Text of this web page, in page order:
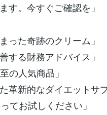
す。今すぐご確認を」
った奇跡のクリーム」
する財務アドバイス」
の人気商品」
革新的なダイエットサプ
てお試しください」